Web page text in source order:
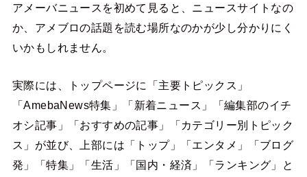
アメーバニュースを初めて見ると、ニュースサイトなの
か、アメブロの話題を読む場所なのかが少し分かりにく
いかもしれません。
実際には、トップページに「主要トピックス」
「AmebaNews特集」「新着ニュース」「編集部のイチ
オシ記事」「おすすめの記事」「カテゴリー別トピック
ス」が並び、上部には「トップ」「エンタメ」「ブログ
発」「特集」「生活」「国内・経済」「ランキング」と